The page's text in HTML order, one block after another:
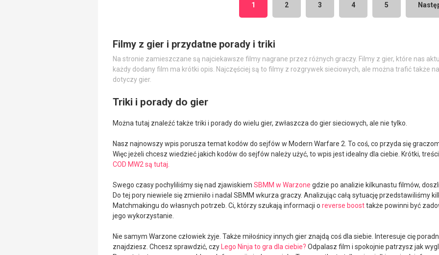
1 2 3 4 5
Filmy z gier i przydatne porady i triki
Na stronie zamieszczane są najciekawsze filmy nagrane przez różnych graczy. Filmy z gier, które nas
każdy dodany film ma krótki opis. Najczęściej są to filmy z rozgrywek sieciowych, ale można trafić także
dotyczy gier.
Triki i porady do gier
Można tutaj znaleźć także triki i porady do wielu gier, zwłaszcza do gier sieciowych, ale nie tylko.
Nasz najnowszy wpis porusza temat kodów do sejfów w Modern Warfare 2. To coś, co przyda się
Więc jeżeli chcesz wiedzieć jakich kodów do sejfów należy użyć, to wpis jest idealny dla ciebie. Krótki,
COD MW2 są tutaj.
Swego czasy pochyliliśmy się nad zjawiskiem SBMM w Warzone gdzie po analizie kilkunastu filmów,
Do tej pory niewiele się zmieniło i nadal SBMM wkurza graczy. Analizując całą sytuację przedstawiliśmy
Matchmakingu do własnych potrzeb. Ci, którzy szukają informacji o reverse boosttakże powinni być
jego wykorzystanie.
Nie samym Warzone człowiek żyje. Także miłośnicy innych gier znajdą coś dla siebie. Interesuje cię
znajdziesz. Chcesz sprawdzić, czy Lego Ninja to gra dla ciebie? Odpalasz film i spokojnie patrzysz jak